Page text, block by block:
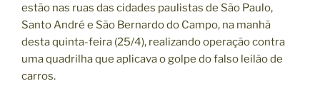
estão nas ruas das cidades paulistas de São Paulo,
Santo André e São Bernardo do Campo, na manhã
desta quinta-feira (25/4), realizando operação contra
uma quadrilha que aplicava o golpe do falso leilão de
carros.